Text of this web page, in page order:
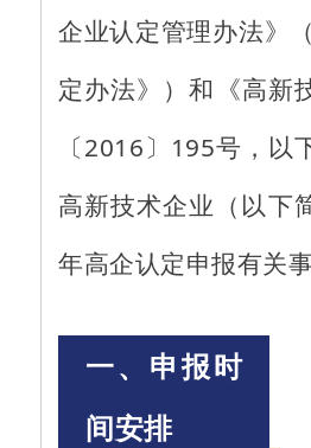
企业认定管理办法》
定办法》）和《高新
〔2016〕195号，
高新技术企业（以下
年高企认定申报有关
一、申报时
间安排